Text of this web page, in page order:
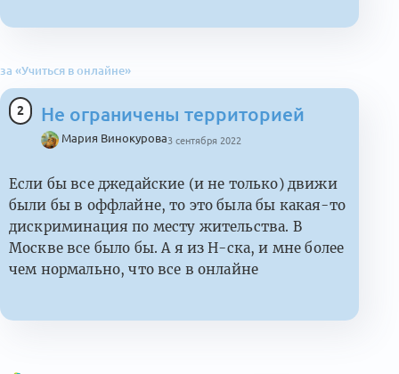
за «Учиться в онлайне»
Не ограничены территорией
Мария Винокурова3 сентября 2022
2
Если бы все джедайские (и не только) движи
были бы в оффлайне, то это была бы какая-то
дискриминация по месту жительства. В
Москве все было бы. А я из Н-ска, и мне более
чем нормально, что все в онлайне